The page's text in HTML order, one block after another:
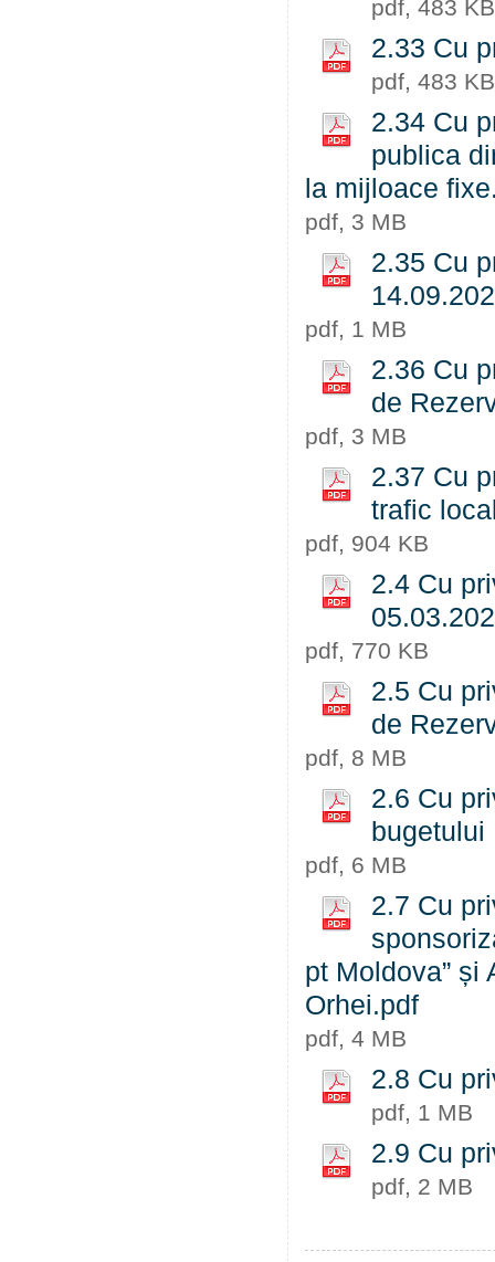
pdf, 483 KB
2.33 Cu
pdf, 483 KB
2.34 Cu
publica
la mijloace
pdf, 3 MB
2.35 Cu
pdf, 1 MB
2.36 Cu
de
pdf, 3 MB
2.37 Cu
trafic
pdf, 904 KB
2.4 Cu
pdf, 770 KB
2.5 Cu
de
pdf, 8 MB
2.6 Cu
bugetului
pdf, 6 MB
2.7 Cu
pt Moldova” și
Orhei.pdf
pdf, 4 MB
2.8 Cu
pdf, 1 MB
2.9 Cu
pdf, 2 MB